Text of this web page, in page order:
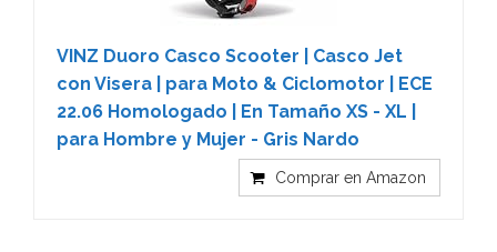
VINZ Duoro Casco Scooter | Casco Jet
con Visera | para Moto & Ciclomotor | ECE
22.06 Homologado | En Tamaño XS - XL |
para Hombre y Mujer - Gris Nardo
Comprar en Amazon